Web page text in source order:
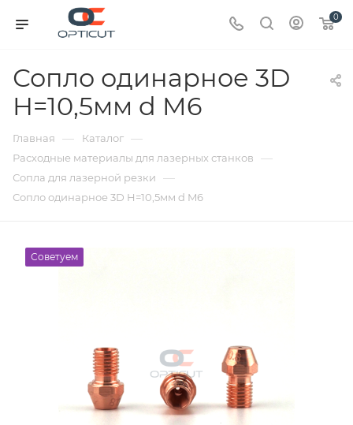
0
Сопло одинарное 3D
H=10,5мм d M6
Главная — Каталог —
Расходные материалы для лазерных станков —
Сопла для лазерной резки —
Сопло одинарное 3D H=10,5мм d M6
Советуем